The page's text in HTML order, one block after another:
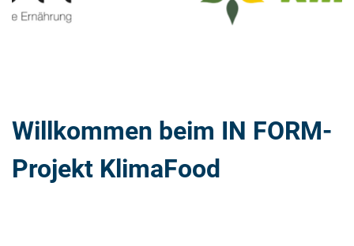
Willkommen beim IN FORM-
Projekt KlimaFood